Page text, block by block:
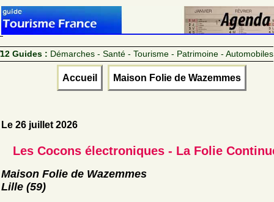
12 Guides : Démarches - Santé - Tourisme - Patrimoine - Automobiles
Accueil Maison Folie de Wazemmes
Le 26 juillet 2026
Les Cocons électroniques - La Folie
Maison Folie de Wazemmes
Lille (59)